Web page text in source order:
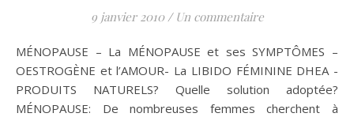
9 janvier 2010 / Un commentaire
MÉNOPAUSE – La MÉNOPAUSE et ses SYMPTÔMES –
OESTROGÈNE et l’AMOUR- La LIBIDO FÉMININE DHEA -
PRODUITS NATURELS? Quelle solution adoptée?
MÉNOPAUSE: De nombreuses femmes cherchent à